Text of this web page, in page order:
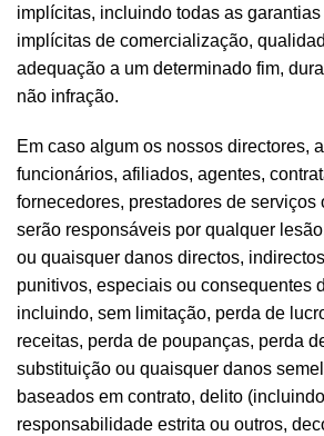
implícitas, incluindo todas as
implícitas de comercialização,
adequação a um determinado fim,
não infração.
Em caso algum os nossos directores,
funcionários, afiliados, agentes,
fornecedores, prestadores de serviços
serão responsáveis por qualquer
ou quaisquer danos directos,
punitivos, especiais ou consequentes
incluindo, sem limitação, perda de
receitas, perda de poupanças, perda
substituição ou quaisquer danos
baseados em contrato, delito
responsabilidade estrita ou outros,